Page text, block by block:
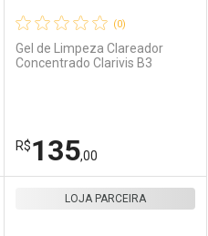
(0)
Gel de Limpeza Clareador
Concentrado Clarivis B3
R$135,00
LOJA PARCEIRA